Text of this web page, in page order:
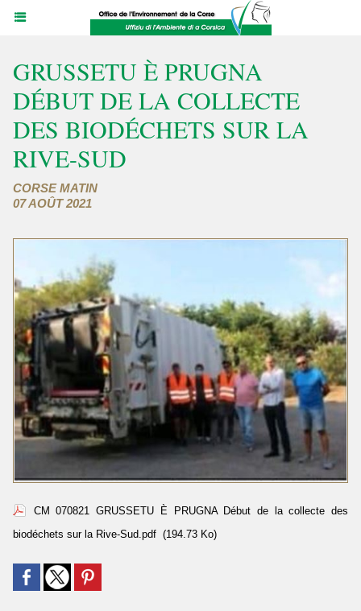
GRUSSETU È PRUGNA
DÉBUT DE LA COLLECTE
DES BIODÉCHETS SUR LA
RIVE-SUD
CORSE MATIN
07 AOÛT 2021
CM 070821 GRUSSETU È PRUGNA Début de la collecte des
biodéchets sur la Rive-Sud.pdf (194.73 Ko)